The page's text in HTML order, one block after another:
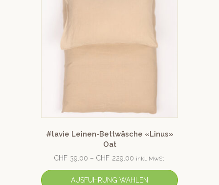
#lavie Leinen-Bettwäsche «Linus»
Oat
CHF 39.00 – CHF 229.00 inkl. MwSt.
AUSFÜHRUNG WÄHLEN